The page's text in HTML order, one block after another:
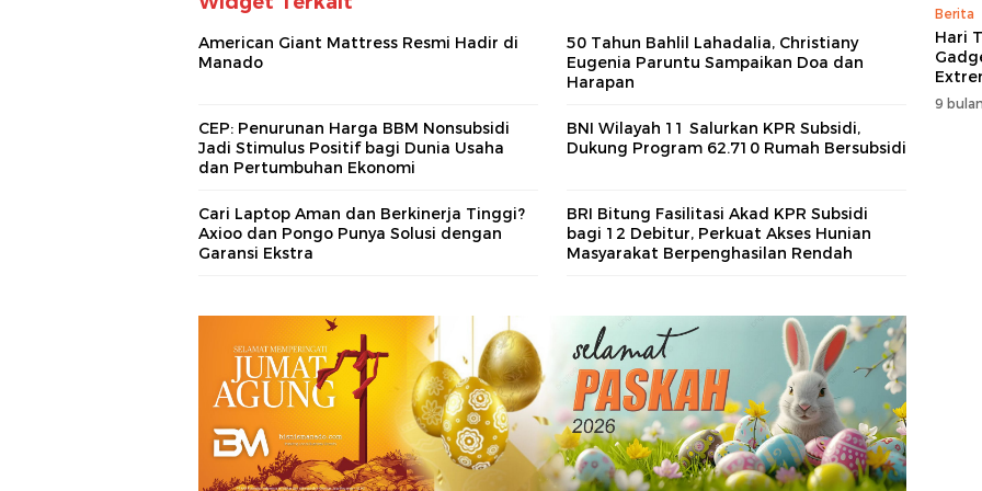
American Giant Mattress Resmi Hadir di
Manado
50 Tahun Bahlil Lahadalia, Christiany
Eugenia Paruntu Sampaikan Doa dan
Harapan
CEP: Penurunan Harga BBM Nonsubsidi
Jadi Stimulus Positif bagi Dunia Usaha
dan Pertumbuhan Ekonomi
BNI Wilayah 11 Salurkan KPR Subsidi,
Dukung Program 62.710 Rumah Bersubsidi
Cari Laptop Aman dan Berkinerja Tinggi?
Axioo dan Pongo Punya Solusi dengan
Garansi Ekstra
BRI Bitung Fasilitasi Akad KPR Subsidi
bagi 12 Debitur, Perkuat Akses Hunian
Masyarakat Berpenghasilan Rendah
Berita
Hari
9